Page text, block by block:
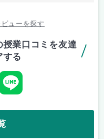
ューを探す
業口コミを友達
する